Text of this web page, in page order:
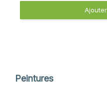
Peintures